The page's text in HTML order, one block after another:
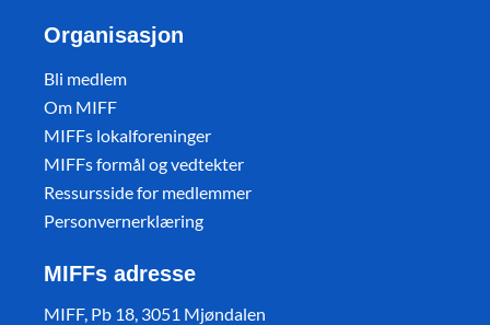
Organisasjon
Bli medlem
Om MIFF
MIFFs lokalforeninger
MIFFs formål og vedtekter
Ressursside for medlemmer
Personvernerklæring
MIFFs adresse
MIFF, Pb 18, 3051 Mjøndalen